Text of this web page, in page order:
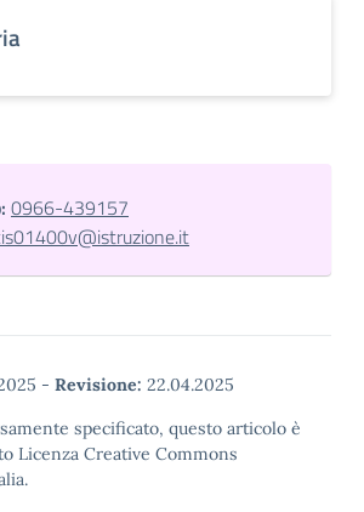
0966-439157
- Revisione: 22.04.2025
specificato, questo articolo è
Licenza Creative Commons